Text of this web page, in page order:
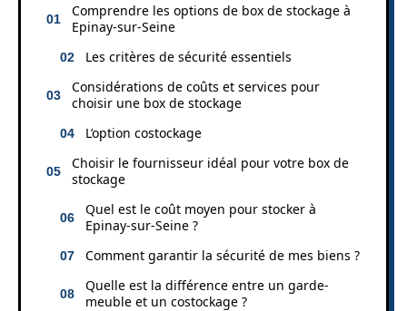
Comprendre les options de box de stockage à
Epinay-sur-Seine
Les critères de sécurité essentiels
Considérations de coûts et services pour
choisir une box de stockage
L’option costockage
Choisir le fournisseur idéal pour votre box de
stockage
Quel est le coût moyen pour stocker à
Epinay-sur-Seine ?
Comment garantir la sécurité de mes biens ?
Quelle est la différence entre un garde-
meuble et un costockage ?